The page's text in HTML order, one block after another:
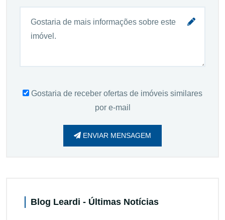
Gostaria de receber ofertas de imóveis similares
por e-mail
ENVIAR MENSAGEM
Blog Leardi - Últimas Notícias